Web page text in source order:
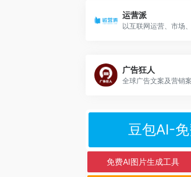
运营派
广告狂人
豆包AI-
免费AI图片生成工具